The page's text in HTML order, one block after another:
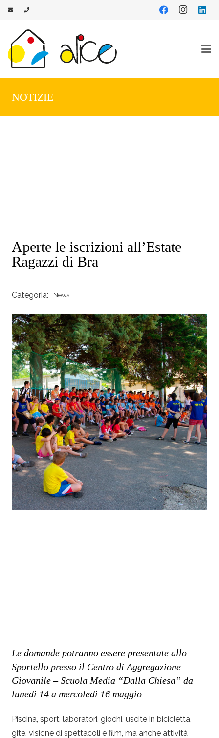
NOTIZIE
Aperte le iscrizioni all’Estate
Ragazzi di Bra
Categoria: News
Le domande potranno essere presentate allo
Sportello presso il Centro di Aggregazione
Giovanile – Scuola Media “Dalla Chiesa” da
lunedì 14 a mercoledì 16 maggio
Piscina, sport, laboratori, giochi, uscite in bicicletta,
gite, visione di spettacoli e film, ma anche attività